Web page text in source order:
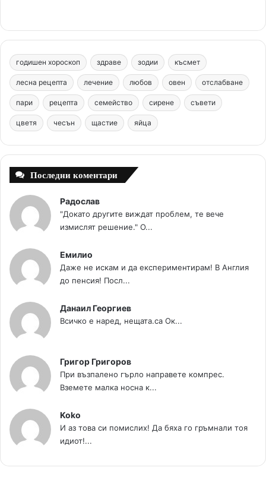
e
b
o
o
k
t
e
r
e
s
t
T
u
b
e
t
a
g
r
m
c
m
годишен хороскоп здраве зодии късмет
лесна рецепта лечение любов овен отслабване
пари рецепта семейство сирене съвети
цветя чесън щастие яйца
Последни коментари
Радослав
"Докато другите виждат проблем, те вече
измислят решение." О...
Емилио
Даже не искам и да експериментирам! В Англия
до пенсия! Посл...
Данаил Георгиев
Всичко е наред, нещата.са Ок...
Григор Григоров
При възпалено гърло направете компрес.
Вземете малка носна к...
Koko
И аз това си помислих! Да бяха го гръмнали тоя
идиот!...